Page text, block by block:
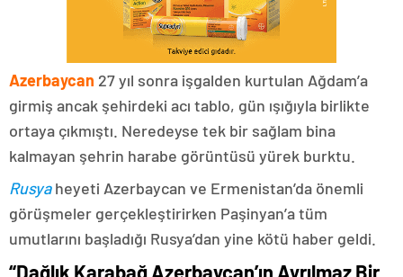
Azerbaycan 27 yıl sonra işgalden kurtulan Ağdam’a
girmiş ancak şehirdeki acı tablo, gün ışığıyla birlikte
ortaya çıkmıştı. Neredeyse tek bir sağlam bina
kalmayan şehrin harabe görüntüsü yürek burktu.
Rusyaheyeti Azerbaycan ve Ermenistan’da önemli
görüşmeler gerçekleştirirken Paşinyan’a tüm
umutlarını başladığı Rusya’dan yine kötü haber geldi.
“Dağlık Karabağ Azerbaycan’ın Ayrılmaz Bir